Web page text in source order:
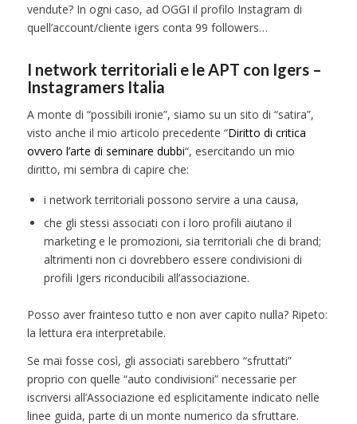
vendute? In ogni caso, ad OGGI il profilo Instagram di
quell’account/cliente igers conta 99 followers…
I network territoriali e le APT con Igers –
Instagramers Italia
A monte di “possibili ironie”, siamo su un sito di “satira”,
visto anche il mio articolo precedente “Diritto di critica
ovvero l’arte di seminare dubbi“, esercitando un mio
diritto, mi sembra di capire che:
i network territoriali possono servire a una causa,
che gli stessi associati con i loro profili aiutano il
marketing e le promozioni, sia territoriali che di brand;
altrimenti non ci dovrebbero essere condivisioni di
profili Igers riconducibili all’associazione.
Posso aver frainteso tutto e non aver capito nulla? Ripeto:
la lettura era interpretabile.
Se mai fosse così, gli associati sarebbero “sfruttati”
proprio con quelle “auto condivisioni” necessarie per
iscriversi all’Associazione ed esplicitamente indicato nelle
linee guida, parte di un monte numerico da sfruttare.